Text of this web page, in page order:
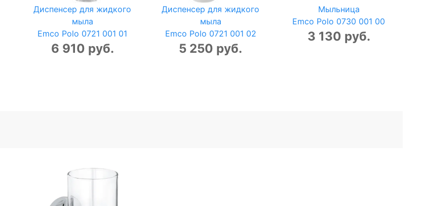
Диспенсер для жидкого
мыла
Emco Polo 0721 001 01
6 910 руб.
Диспенсер для жидкого
мыла
Emco Polo 0721 001 02
5 250 руб.
Мыльница
Emco Polo 0730 001 00
3 130 руб.